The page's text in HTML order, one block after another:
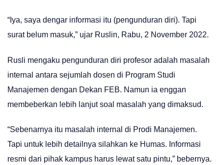
“Iya, saya dengar informasi itu (pengunduran diri). Tapi
surat belum masuk,” ujar Ruslin, Rabu, 2 November 2022.
Rusli mengaku pengunduran diri profesor adalah masalah
internal antara sejumlah dosen di Program Studi
Manajemen dengan Dekan FEB. Namun ia enggan
membeberkan lebih lanjut soal masalah yang dimaksud.
“Sebenarnya itu masalah internal di Prodi Manajemen.
Tapi untuk lebih detailnya silahkan ke Humas. Informasi
resmi dari pihak kampus harus lewat satu pintu,” bebernya.